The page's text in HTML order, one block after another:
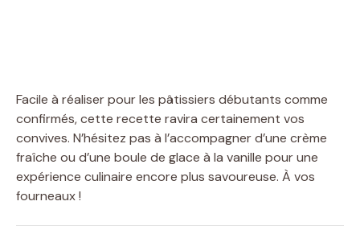
Facile à réaliser pour les pâtissiers débutants comme
confirmés, cette recette ravira certainement vos
convives. N’hésitez pas à l’accompagner d’une crème
fraîche ou d’une boule de glace à la vanille pour une
expérience culinaire encore plus savoureuse. À vos
fourneaux !